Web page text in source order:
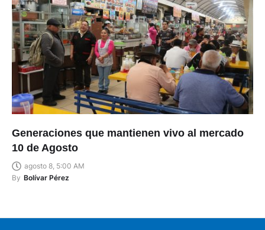
Generaciones que mantienen vivo al mercado
10 de Agosto
agosto 8, 5:00 AM
By Bolívar Pérez